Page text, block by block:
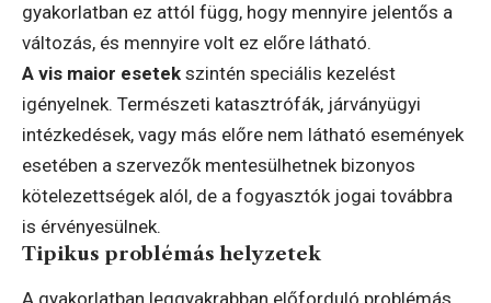
gyakorlatban ez attól függ, hogy mennyire jelentős a
változás, és mennyire volt ez előre látható.
A vis maior esetek szintén speciális kezelést
igényelnek. Természeti katasztrófák, járványügyi
intézkedések, vagy más előre nem látható események
esetében a szervezők mentesülhetnek bizonyos
kötelezettségek alól, de a fogyasztók jogai továbbra
is érvényesülnek.
Tipikus problémás helyzetek